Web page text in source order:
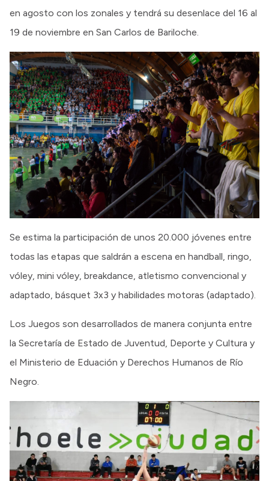
en agosto con los zonales y tendrá su desenlace del 16 al
19 de noviembre en San Carlos de Bariloche.
Se estima la participación de unos 20.000 jóvenes entre
todas las etapas que saldrán a escena en handball, ringo,
vóley, mini vóley, breakdance, atletismo convencional y
adaptado, básquet 3x3 y habilidades motoras (adaptado).
Los Juegos son desarrollados de manera conjunta entre
la Secretaría de Estado de Juventud, Deporte y Cultura y
el Ministerio de Eduación y Derechos Humanos de Río
Negro.